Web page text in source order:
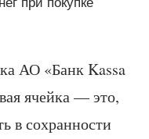
АО «Банк Kassa
ячейка — это,
в сохранности